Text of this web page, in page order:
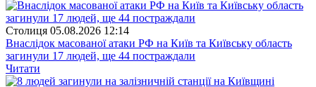
Столиця 05.08.2026 12:14
Внаслідок масованої атаки РФ на Київ та Київську область
загинули 17 людей, ще 44 постраждали
Читати